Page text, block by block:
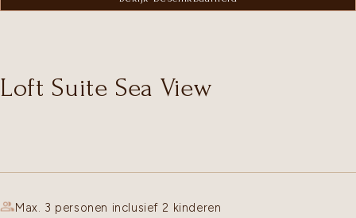
Loft Suite Sea View
Max. 3 personen inclusief 2 kinderen